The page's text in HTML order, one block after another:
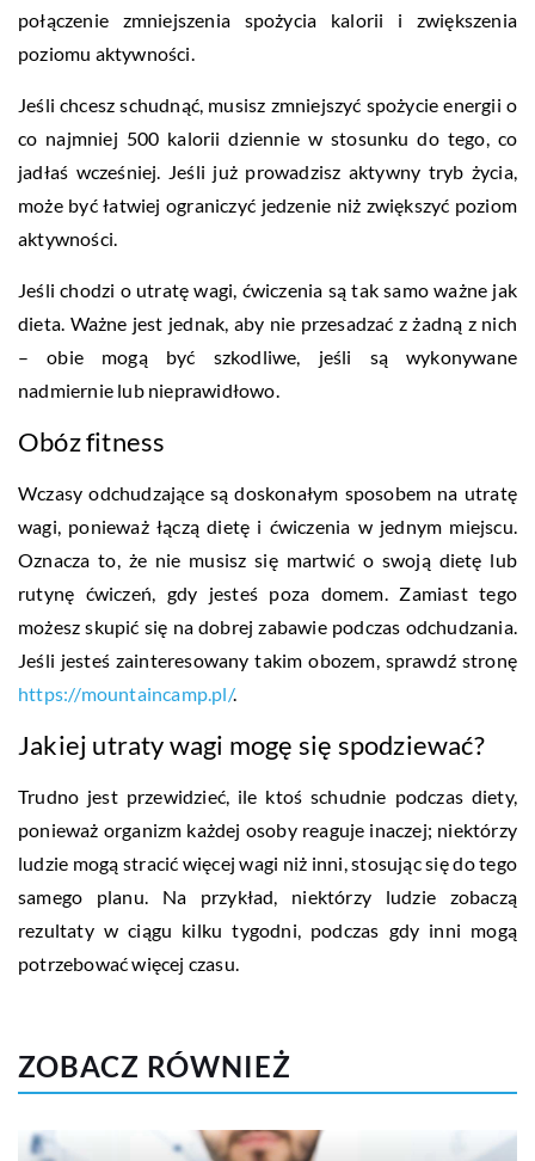
połączenie zmniejszenia spożycia kalorii i zwiększenia
poziomu aktywności.
Jeśli chcesz schudnąć, musisz zmniejszyć spożycie energii o
co najmniej 500 kalorii dziennie w stosunku do tego, co
jadłaś wcześniej. Jeśli już prowadzisz aktywny tryb życia,
może być łatwiej ograniczyć jedzenie niż zwiększyć poziom
aktywności.
Jeśli chodzi o utratę wagi, ćwiczenia są tak samo ważne jak
dieta. Ważne jest jednak, aby nie przesadzać z żadną z nich
– obie mogą być szkodliwe, jeśli są wykonywane
nadmiernie lub nieprawidłowo.
Obóz fitness
Wczasy odchudzające są doskonałym sposobem na utratę
wagi, ponieważ łączą dietę i ćwiczenia w jednym miejscu.
Oznacza to, że nie musisz się martwić o swoją dietę lub
rutynę ćwiczeń, gdy jesteś poza domem. Zamiast tego
możesz skupić się na dobrej zabawie podczas odchudzania.
Jeśli jesteś zainteresowany takim obozem, sprawdź stronę
https://mountaincamp.pl/.
Jakiej utraty wagi mogę się spodziewać?
Trudno jest przewidzieć, ile ktoś schudnie podczas diety,
ponieważ organizm każdej osoby reaguje inaczej; niektórzy
ludzie mogą stracić więcej wagi niż inni, stosując się do tego
samego planu. Na przykład, niektórzy ludzie zobaczą
rezultaty w ciągu kilku tygodni, podczas gdy inni mogą
potrzebować więcej czasu.
ZOBACZ RÓWNIEŻ